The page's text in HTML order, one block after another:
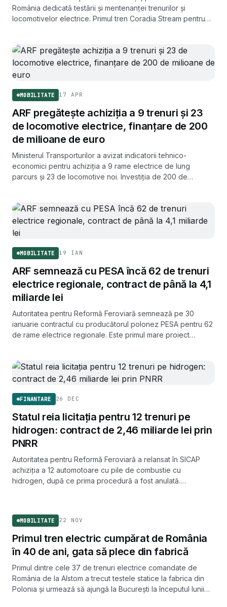
România dedicată testării și mentenanței trenurilor și
locomotivelor electrice. Primul tren Coradia Stream pentru
MOBILITATE 17 APR
ARF pregătește achiziția a 9 trenuri și 23
de locomotive electrice, finanțare de 200
de milioane de euro
Ministerul Transporturilor a avizat indicatorii tehnico-
economici pentru achiziția a 9 rame electrice de lung
parcurs și 23 de locomotive noi. Investiția de 200 de
pentru Reformă Feroviară.
MOBILITATE 19 IAN
ARF semnează cu PESA încă 62 de trenuri
electrice regionale, contract de până la 4,1
miliarde lei
Autoritatea pentru Reformă Feroviară semnează pe 30
ianuarie contractul cu producătorul polonez PESA pentru 62
de rame electrice regionale. Este primul mare proiect
FINANTARE 26 DEC
Statul reia licitația pentru 12 trenuri pe
hidrogen: contract de 2,46 miliarde lei prin
PNRR
Autoritatea pentru Reformă Feroviară a relansat în SICAP
achiziția a 12 automotoare cu pile de combustie cu
hidrogen, după ce prima procedură a fost anulată.
MOBILITATE 22 NOV
Primul tren electric cumpărat de România
în 40 de ani, gata să plece din fabrică
Primul dintre cele 37 de trenuri electrice comandate de
România de la Alstom a trecut testele statice la fabrica din
Polonia și urmează să ajungă la București la începutul lunii